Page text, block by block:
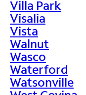
Villa Park
Visalia
Vista
Walnut
Wasco
Waterford
Watsonville